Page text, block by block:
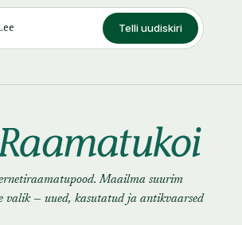
Telli uudiskiri
Maailma suurim
valik — uued, kasutatud ja antikvaarsed